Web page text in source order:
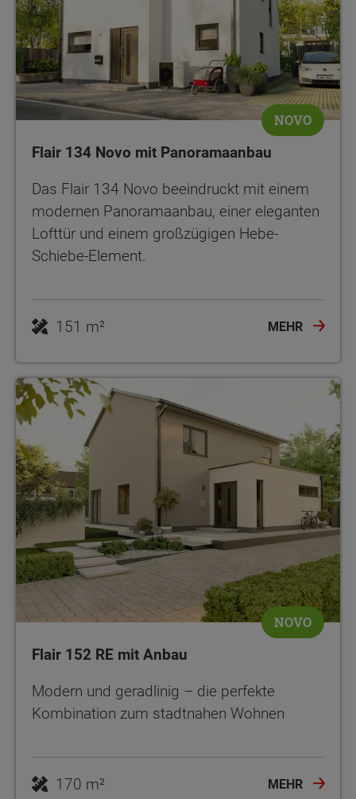
NOVO
Flair 134 Novo mit Panoramaanbau
Das Flair 134 Novo beeindruckt mit einem
modernen Panoramaanbau, einer eleganten
Lofttür und einem großzügigen Hebe-
Schiebe-Element.
151 m² MEHR
NOVO
Flair 152 RE mit Anbau
Modern und geradlinig – die perfekte
Kombination zum stadtnahen Wohnen
170 m² MEHR